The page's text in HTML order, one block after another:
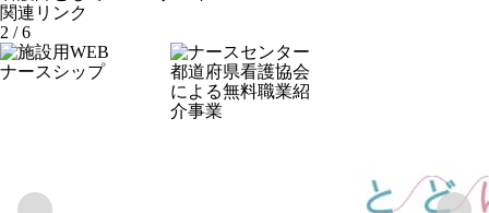
関連リンク
2 / 6
ナースシップ
都道府県看護協会
による無料職業紹
介事業